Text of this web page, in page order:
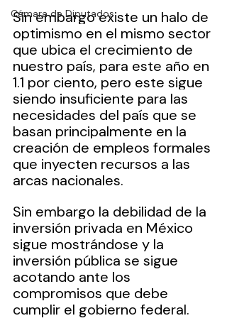
Cámara de Diputados
Sin embargo existe un halo de
optimismo en el mismo sector
que ubica el crecimiento de
nuestro país, para este año en
1.1 por ciento, pero este sigue
siendo insuficiente para las
necesidades del país que se
basan principalmente en la
creación de empleos formales
que inyecten recursos a las
arcas nacionales.
Sin embargo la debilidad de la
inversión privada en México
sigue mostrándose y la
inversión pública se sigue
acotando ante los
compromisos que debe
cumplir el gobierno federal.